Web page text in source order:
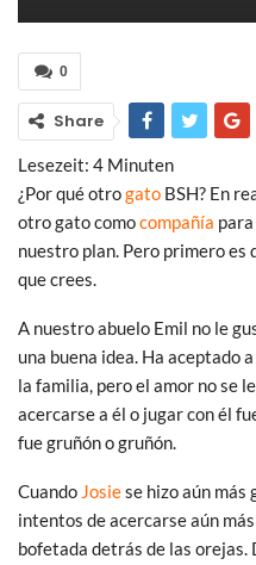
0
Share
Lesezeit: 4 Minuten
¿Por qué otrogato BSH? En
otro gato comocompañía
nuestro plan. Pero primero es
que crees.
A nuestro abuelo Emil no le
una buena idea. Ha aceptado
la familia, pero el amor no se
acercarse a él o jugar con él
fue gruñón o gruñón.
Cuando Josiese hizo aún más
intentos de acercarse aún
bofetada detrás de las orejas.